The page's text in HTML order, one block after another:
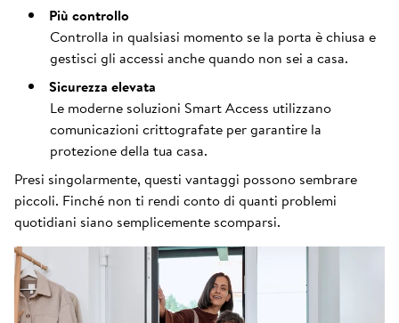
Più controllo
Controlla in qualsiasi momento se la porta è chiusa e
gestisci gli accessi anche quando non sei a casa.
Sicurezza elevata
Le moderne soluzioni Smart Access utilizzano
comunicazioni crittografate per garantire la
protezione della tua casa.
Presi singolarmente, questi vantaggi possono sembrare
piccoli. Finché non ti rendi conto di quanti problemi
quotidiani siano semplicemente scomparsi.